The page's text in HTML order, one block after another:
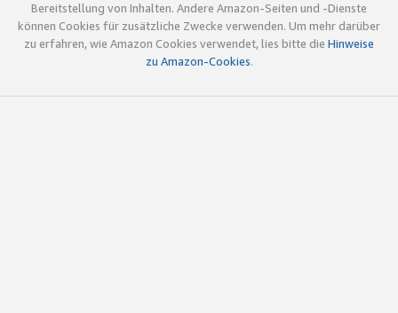
Bereitstellung von Inhalten. Andere Amazon-Seiten und -Dienste
können Cookies für zusätzliche Zwecke verwenden. Um mehr darüber
zu erfahren, wie Amazon Cookies verwendet, lies bitte die Hinweise
zu Amazon-Cookies.